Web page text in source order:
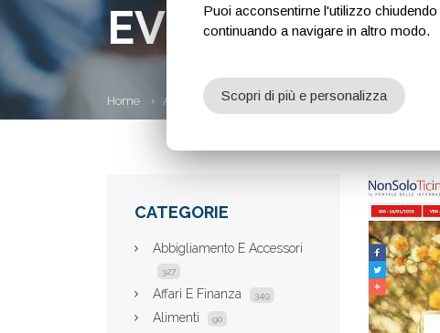
EVENTI IN
Home Aziende Eventi in Canton Ticino
CATEGORIE
Abbigliamento E Accessori
327
Affari E Finanza 349
Alimenti 90
Puoi acconsentirne l'utilizzo
continuando a navigare in altro modo.
Scopri di più e personalizza